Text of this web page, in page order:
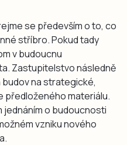
se především o to, co
stříbro. Pokud tady
v budoucnu
Zastupitelstvo následně
na strategické,
materiálu.
jednáním o budoucnosti
vzniku nového